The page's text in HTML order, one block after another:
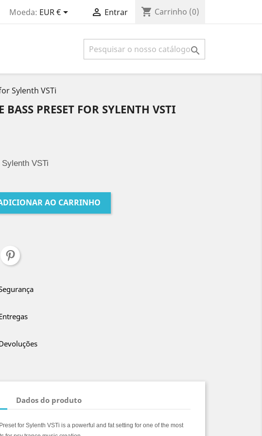
Moeda: EUR €  Entrar shopping_cart Carrinho (0)

Sylenth VSTi
BASS PRESET FOR SYLENTH VSTI
VSTi
AO CARRINHO
Dados do produto
for Sylenth VSTi is a powerful and fat setting for one of the most